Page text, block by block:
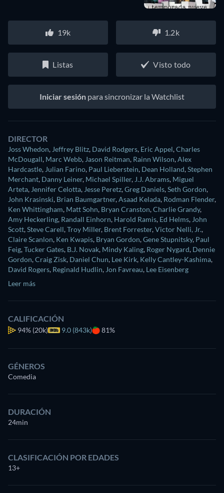
19k 1.2k
Listas Visto todo
Iniciar sesión para sincronizar la Watchlist
DIRECTOR
Joss Whedon, Jeffrey Blitz, David Rodgers, Eric Appel,Charles
McDougall, Marc Webb, Jason Reitman, Rainn Wilson,Alex
Hardcastle, Julian Farino, Paul Lieberstein, Dean Holland,Stephen
Merchant, Danny Leiner, Michael Spiller, J.J. Abrams, Miguel
Arteta, Jennifer Celotta, Jesse Peretz,Greg Daniels,Seth Gordon,
John Krasinski, Brian Baumgartner,Asaad Kelada, Rodman Flender,
Ken Whittingham, Matt Sohn, Bryan Cranston,Charlie Grandy,
Amy Heckerling, Randall Einhorn, Harold Ramis, Ed Helms, John
Scott,Steve Carell,Troy Miller, Brent Forrester,Victor Nelli, Jr.,
Claire Scanlon, Ken Kwapis, Bryan Gordon,Gene Stupnitsky, Paul
Feig,Tucker Gates, B.J. Novak, Mindy Kaling, Roger Nygard, Dennie
Gordon,Craig Zisk, Daniel Chun, Lee Kirk, Kelly Cantley-Kashima,
David Rogers, Reginald Hudlin, Jon Favreau, Lee Eisenberg
Leer más
CALIFICACIÓN
94% (20k) 9.0 (843k) 81%
GÉNEROS
Comedia
DURACIÓN
24min
CLASIFICACIÓN POR EDADES
13+